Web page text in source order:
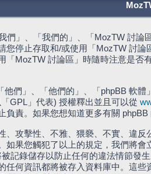
們」、「我們的」、「MozTW 討
您停止存取和/或使用「MozTW 討
「MozTW 討論區」時隨時注意是
們」、「他們的」、「phpBB 軟
GPL」代表) 授權釋出並且可以從
責。如果您想知道更多有關 phpBB
、攻擊性、不雅、猥褻、不實、違
如果您觸犯了以上的規定，我們將
記錄儲存以防止任何的違法情節發
任何資訊都將被存入資料庫中。這